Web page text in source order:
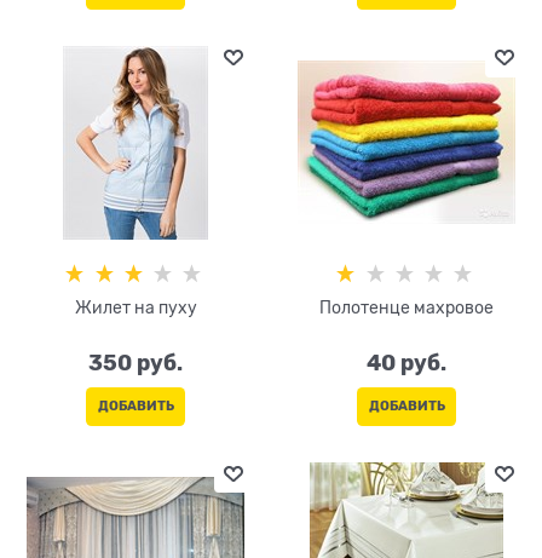
Жилет на пуху
350 руб.
ДОБАВИТЬ
Полотенце махровое
40 руб.
ДОБАВИТЬ